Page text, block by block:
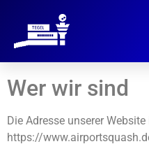
Wer wir sind
Die Adresse unserer Website
https://